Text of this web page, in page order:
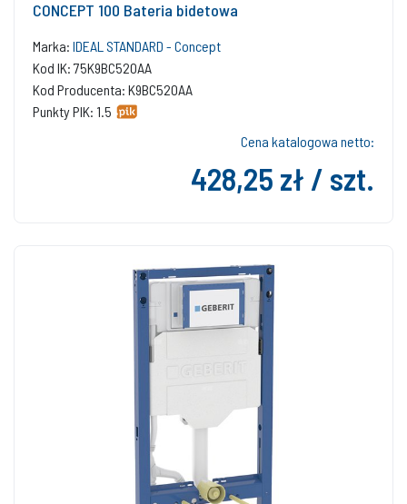
CONCEPT 100 Bateria bidetowa
Marka: IDEAL STANDARD - Concept
Kod IK: 75K9BC520AA
Kod Producenta: K9BC520AA
Punkty PIK: 1.5
Cena katalogowa netto:
428,25 zł / szt.